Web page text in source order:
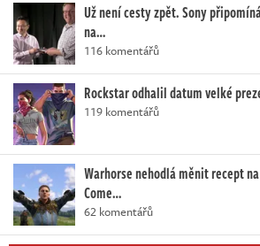
Už není cesty zpět. Sony
na…
116 komentářů
Rockstar odhalil datum velké
119 komentářů
Warhorse nehodlá měnit recept
Come…
62 komentářů